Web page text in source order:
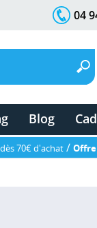
04
Blog
dès 70€ d'achat /